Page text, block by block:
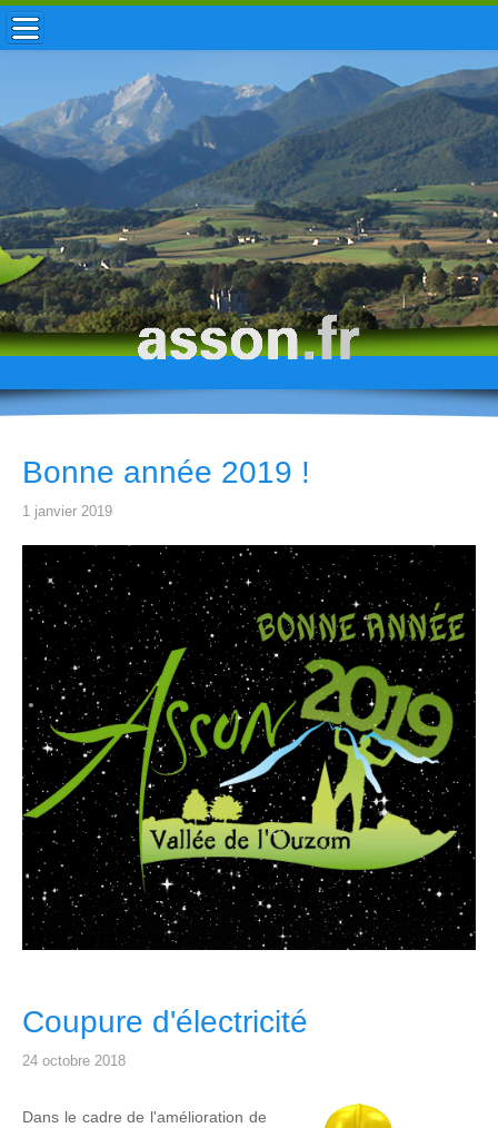
ACCUEIL / INFOS
MUNICIPALITÉ
VIE LOCALE
ENFANCE
TOURISME
HISTOIRE
Bonne année 2019 !
1 janvier 2019
Coupure d'électricité
24 octobre 2018
Dans le cadre de l'amélioration de